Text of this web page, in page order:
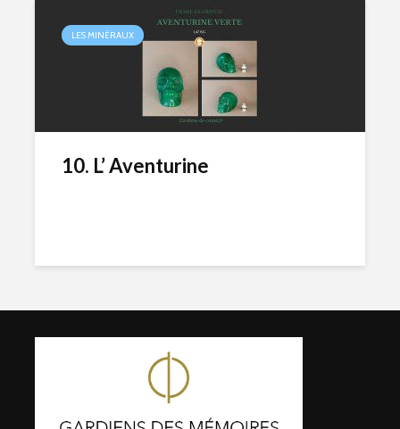
LES MINÉRAUX
10. L’ Aventurine